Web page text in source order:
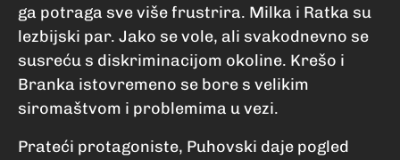
ga potraga sve više frustrira. Milka i Ratka su
lezbijski par. Jako se vole, ali svakodnevno se
susreću s diskriminacijom okoline. Krešo i
Branka istovremeno se bore s velikim
siromaštvom i problemima u vezi.
Prateći protagoniste, Puhovski daje pogled